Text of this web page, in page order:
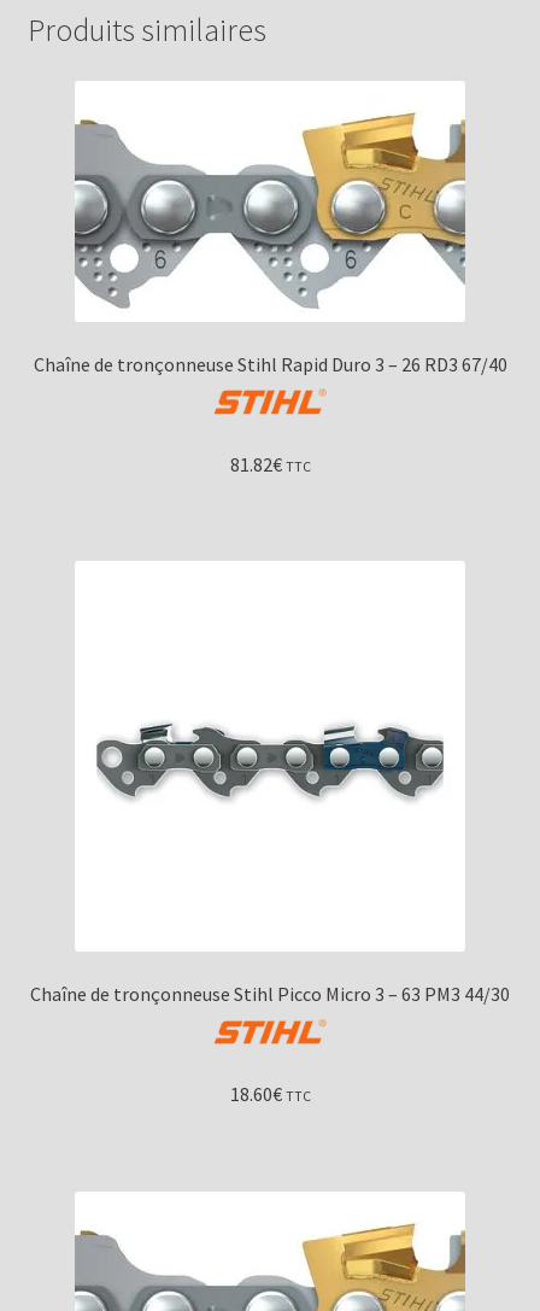
Produits similaires
Chaîne de tronçonneuse Stihl Rapid Duro 3 – 26 RD3 67/40
81.82€ TTC
Chaîne de tronçonneuse Stihl Picco Micro 3 – 63 PM3 44/30
18.60€ TTC